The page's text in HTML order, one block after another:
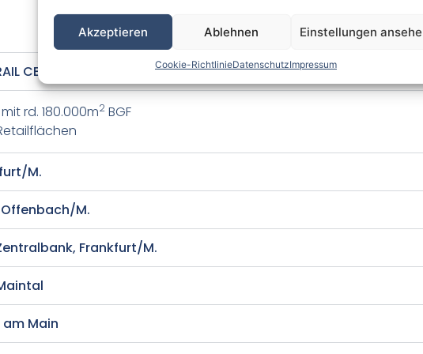
Akzeptieren Ablehnen Einstellungen
Cookie-RichtlinieDatenschutzImpressum
CENTER FRANKFURT), Frankfurt/M.
rd. 180.000m2 BGF
M.
M.
Frankfurt/M.
Main